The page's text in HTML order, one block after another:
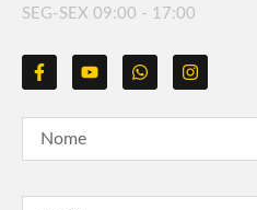
SEG-SEX 09:00 - 17:00